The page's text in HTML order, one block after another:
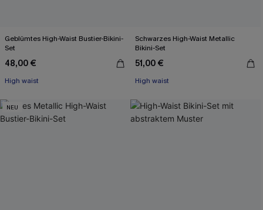
Geblümtes High-Waist Bustier-Bikini-
Set
48,00 €
High waist
Schwarzes High-Waist Metallic
Bikini-Set
51,00 €
High waist
NEU